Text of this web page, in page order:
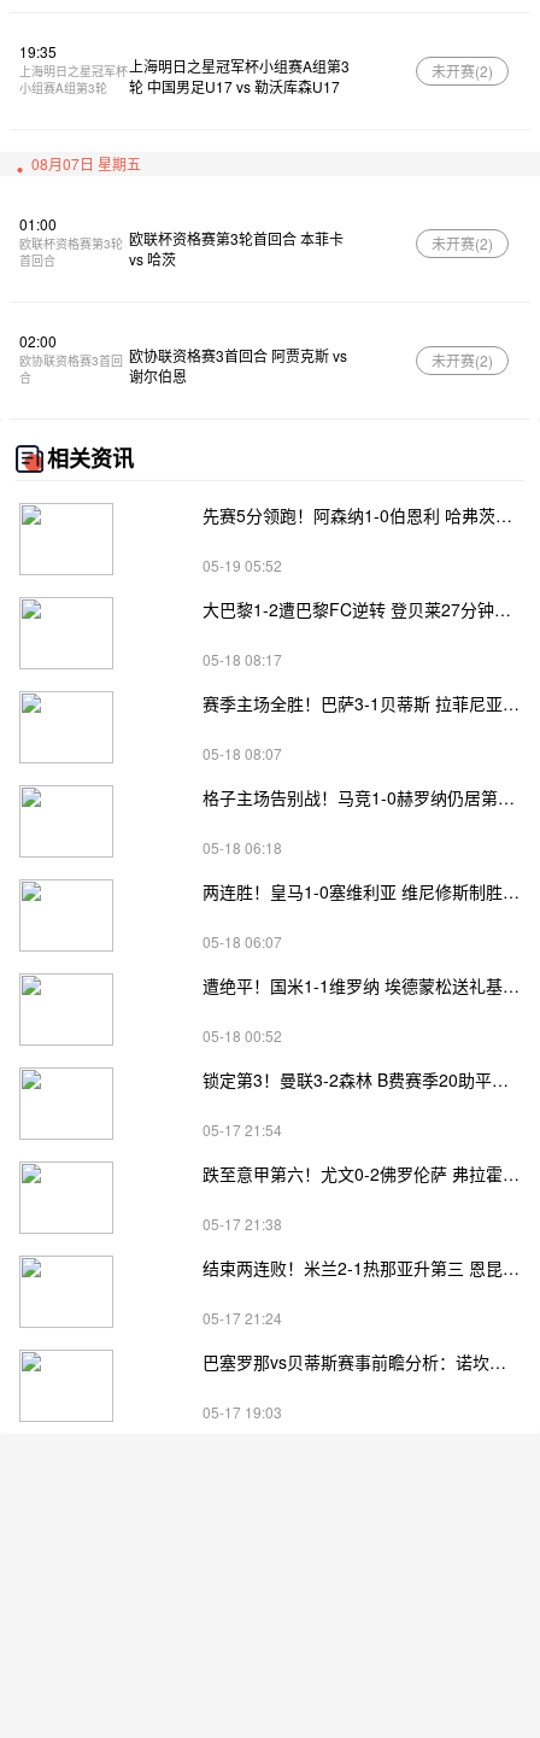
19:35
上海明日之星冠军杯
小组赛A组第3轮
上海明日之星冠军杯小组赛A组第3
轮 中国男足U17 vs 勒沃库森U17
未开赛(2)
08月07日 星期五
01:00
欧联杯资格赛第3轮
首回合
欧联杯资格赛第3轮首回合 本菲卡
vs 哈茨
未开赛(2)
02:00
欧协联资格赛3首回
合
欧协联资格赛3首回合 阿贾克斯 vs
谢尔伯恩
未开赛(2)
相关资讯
先赛5分领跑！阿森纳1-0伯恩利 哈弗茨制胜+蹬踏染黄 萨卡献助攻
05-19 05:52
大巴黎1-2遭巴黎FC逆转 登贝莱27分钟伤退 戈里替补双响+读秒绝杀
05-18 08:17
赛季主场全胜！巴萨3-1贝蒂斯 拉菲尼亚双响坎塞洛破门伊斯科点射
05-18 08:07
格子主场告别战！马竞1-0赫罗纳仍居第四 格子助攻卢克曼制胜球
05-18 06:18
两连胜！皇马1-0塞维利亚 维尼修斯制胜马斯坦托诺中柱姆总失良机
05-18 06:07
遭绝平！国米1-1维罗纳 埃德蒙松送礼基隆·鲍伊绝平劳塔罗失良机
05-18 00:52
锁定第3！曼联3-2森林 B费赛季20助平英超纪录 卡塞米罗主场告别
05-17 21:54
跌至意甲第六！尤文0-2佛罗伦萨 弗拉霍维奇、麦肯尼进球被吹
05-17 21:38
结束两连败！米兰2-1热那亚升第三 恩昆库造点+点射阿特卡梅破门
05-17 21:24
巴塞罗那vs贝蒂斯赛事前瞻分析：诺坎普告别战遇残阵劲旅
05-17 19:03